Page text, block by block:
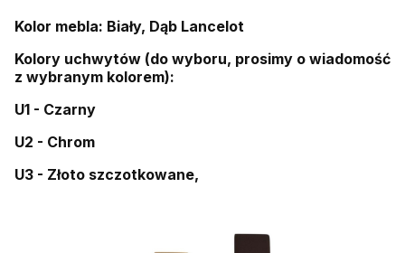
Kolor mebla: Biały, Dąb Lancelot
Kolory uchwytów (do wyboru, prosimy o wiadomość
z wybranym kolorem):
U1 - Czarny
U2 - Chrom
U3 - Złoto szczotkowane,